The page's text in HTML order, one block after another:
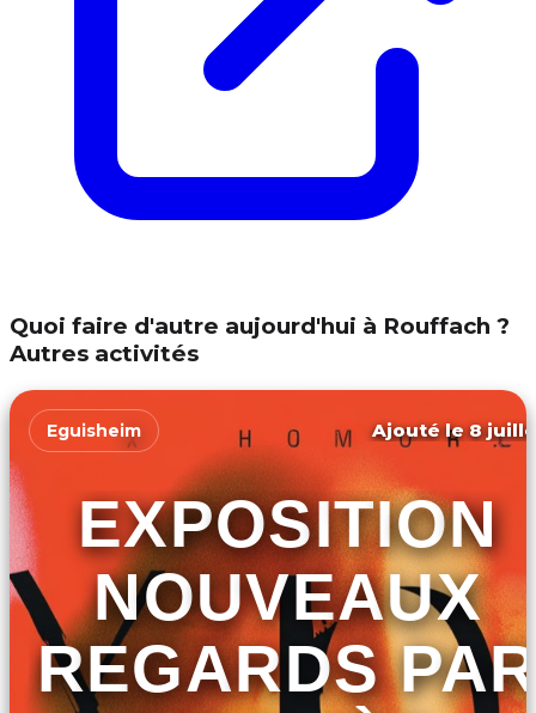
Quoi faire d'autre aujourd'hui à Rouffach ?
Autres activités
Eguisheim Ajouté le 8
EXPOSITION
NOUVEAUX
REGARDS